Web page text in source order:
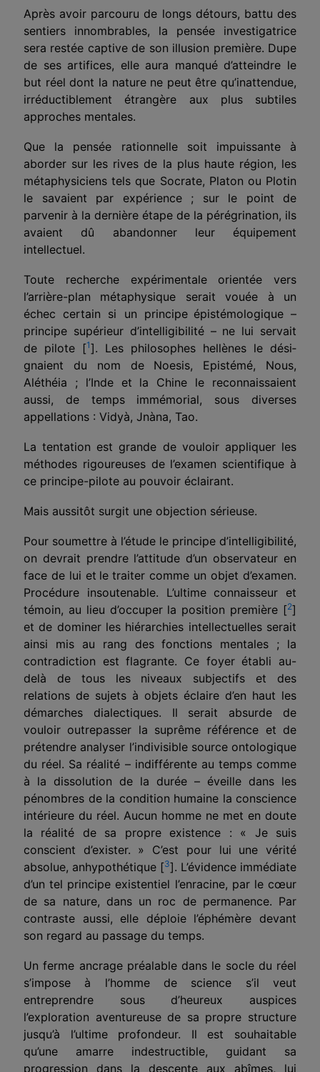
Après avoir parcouru de longs détours, battu des
sentiers innombrables, la pensée investigatrice
sera restée captive de son illusion première. Dupe
de ses artifices, elle aura manqué d’atteindre le
but réel dont la nature ne peut être qu’inat­tendue,
irréductiblement étrangère aux plus subtiles
approches mentales.
Que la pensée rationnelle soit impuissante à
aborder sur les rives de la plus haute région, les
métaphysiciens tels que Socrate, Platon ou Plotin
le savaient par expérience ; sur le point de
parvenir à la dernière étape de la pérégrination, ils
avaient dû abandonner leur équipement
intellectuel.
Toute recherche expérimentale orientée vers
l’arrière-plan métaphysique serait vouée à un
échec certain si un principe épistémologique –
principe supérieur d’intelligibilité – ne lui servait
de pilote [1]. Les philosophes hellènes le dési­
gnaient du nom de Noesis, Epistémé, Nous,
Aléthéia ; l’Inde et la Chine le reconnaissaient
aussi, de temps immémorial, sous diverses
appellations : Vidyà, Jnàna, Tao.
La tentation est grande de vouloir appliquer les
méthodes rigoureuses de l’examen scientifique à
ce principe-pilote au pouvoir éclairant.
Mais aussitôt surgit une objection sérieuse.
Pour soumettre à l’étude le principe d’intelligibilité,
on devrait prendre l’attitude d’un observateur en
face de lui et le traiter comme un objet d’examen.
Procédure insoutenable. L’ultime connaisseur et
témoin, au lieu d’occuper la position première [2]
et de dominer les hiérarchies intellectuelles serait
ainsi mis au rang des fonctions mentales ; la
contradiction est flagrante. Ce foyer établi au-
delà de tous les niveaux subjectifs et des
relations de sujets à objets éclaire d’en haut les
démarches dialectiques. Il serait absurde de
vouloir outre­passer la suprême référence et de
prétendre analyser l’indivisible source ontologique
du réel. Sa réalité – indifférente au temps comme
à la dissolution de la durée – éveille dans les
pénombres de la condition humaine la conscience
inté­rieure du réel. Aucun homme ne met en doute
la réalité de sa propre existence : « Je suis
conscient d’exister. » C’est pour lui une vérité
absolue, anhypothétique [3]. L’évidence immé­diate
d’un tel principe existentiel l’enracine, par le cœur
de sa nature, dans un roc de permanence. Par
contraste aussi, elle déploie l’éphémère devant
son regard au passage du temps.
Un ferme ancrage préalable dans le socle du réel
s’impose à l’homme de science s’il veut
entreprendre sous d’heureux auspices
l’exploration aventureuse de sa propre structure
jusqu’à l’ultime profondeur. Il est souhaitable
qu’une amarre indestructible, guidant sa
progression dans la descente aux abîmes, lui